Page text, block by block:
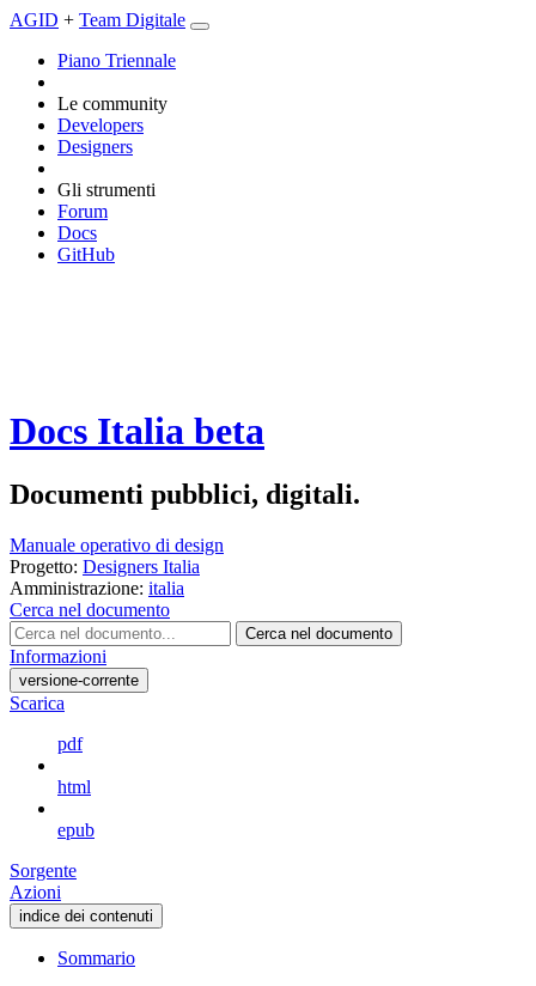
AGID + Team Digitale
Piano Triennale
Le community
Developers
Designers
Gli strumenti
Forum
Docs
GitHub
Docs Italia beta
Documenti pubblici, digitali.
Manuale operativo di design
Progetto: Designers Italia
Amministrazione: italia
Cerca nel documento
Cerca nel documento
Informazioni
versione-corrente
Scarica
pdf
html
epub
Sorgente
Azioni
indice dei contenuti
Sommario